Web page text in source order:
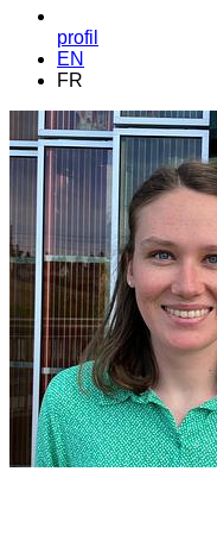
profil
EN
FR